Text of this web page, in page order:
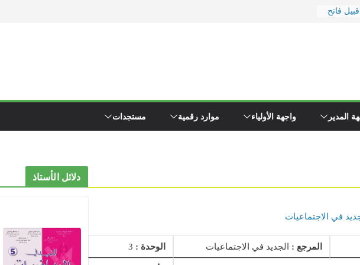
فاتح
مفتشي
المدير واجهة الأولياء موارد رقمية مستجدات
في الاجتماعيات
المرجع : الجديد في الاجتماعيات الوحدة : 3
دلائل الأستاذ